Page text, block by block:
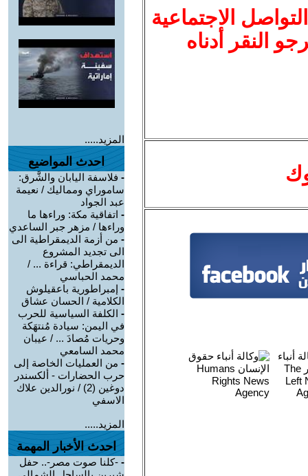
الاجتماعية
النقر أدناه
المزيد.....
احدث المواضيع
- فلاسفة اليابان والشَّرق:
ساموراي ومماليك / نعيمة
عبد الجواد
- اتفاقية مكة: وراءها ما
وراءها / مزهر جبر الساعدي
- من أزمة الديمقراطية الى
الى تجديد المشروع
الديمقراطي: قراءة ... /
محمد الحباسي
- إمبراطورية باعقيلوش
الكلامية / الحسان عشاق
- الكلفة السياسية للحرب
في اليمن: سيادة مُنتهَكة
وحريات مُصادَ ... / عيبان
محمد السامعي
- من العمليات الخاصة إلى
حرب الحضارات - ألكسندر
دوغين (2) / نورالدين علاك
الاسفي
المزيد.....
احدث الأخبار المهمة
- -كلنا صوت مصر-.. حفل